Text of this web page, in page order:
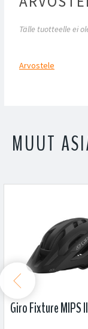
Tälle tuotteelle ei
Arvostele
MUUT
Giro Fixture MIPS
